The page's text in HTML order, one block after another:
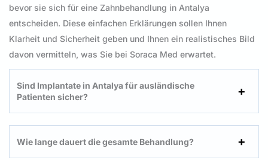
bevor sie sich für eine Zahnbehandlung in Antalya
entscheiden. Diese einfachen Erklärungen sollen Ihnen
Klarheit und Sicherheit geben und Ihnen ein realistisches Bild
davon vermitteln, was Sie bei Soraca Med erwartet.
Sind Implantate in Antalya für ausländische
Patienten sicher?
Wie lange dauert die gesamte Behandlung?